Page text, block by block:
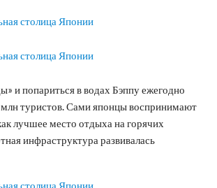
и попариться в водах Бэппу ежегодно
млн туристов. Сами японцы воспринимают
лучшее место отдыха на горячих
инфраструктура развивалась